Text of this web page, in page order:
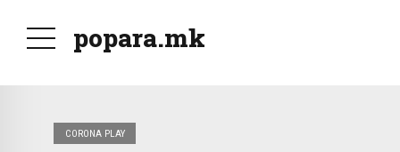
popara.mk
CORONA PLAY